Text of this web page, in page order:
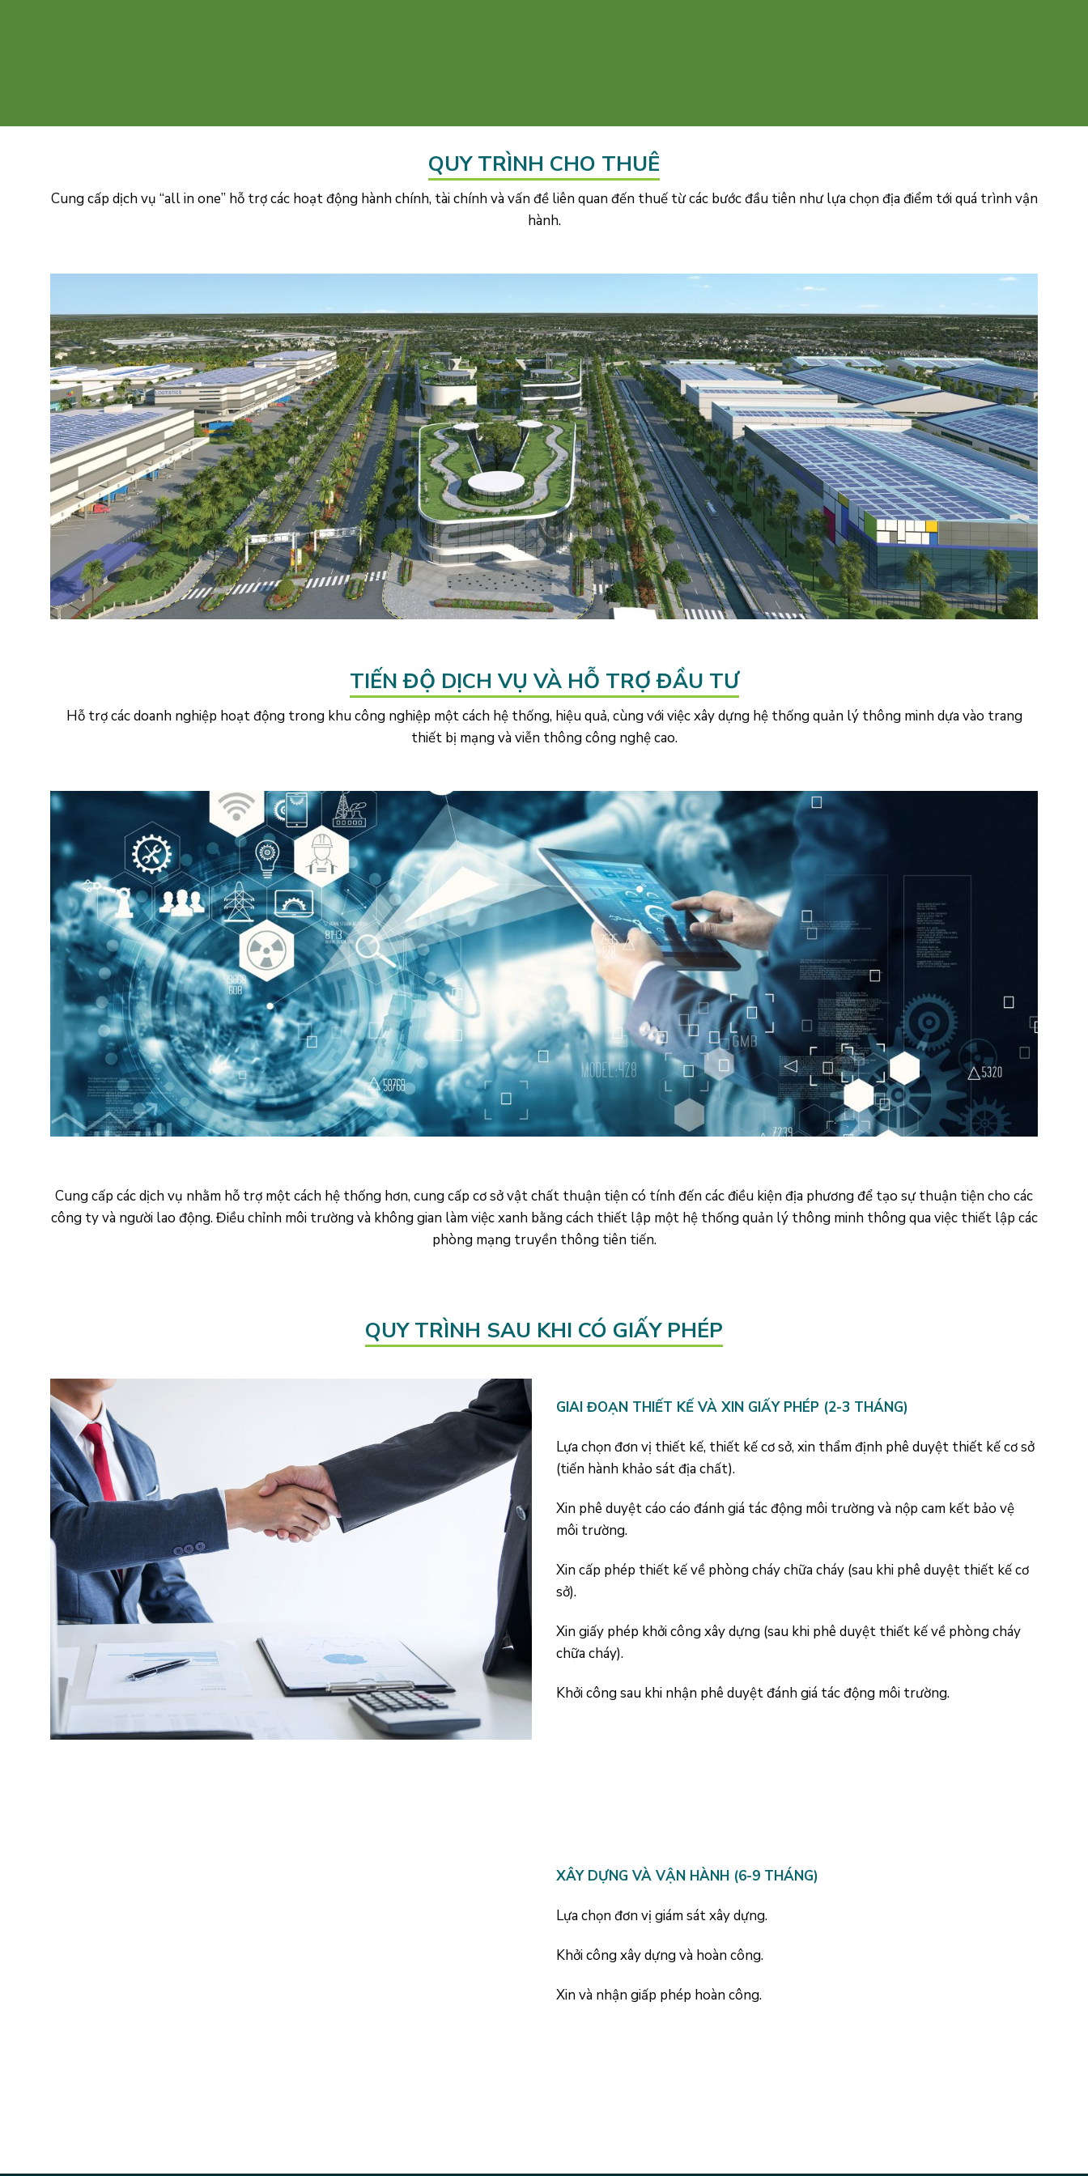
QUY TRÌNH CHO THUÊ
Cung cấp dịch vụ “all in one” hỗ trợ các hoạt động hành chính, tài chính và vấn đề liên quan đến thuế từ các bước đầu tiên như lựa chọn địa điểm tới quá trình vận
hành.
TIẾN ĐỘ DỊCH VỤ VÀ HỖ TRỢ ĐẦU TƯ
Hỗ trợ các doanh nghiệp hoạt động trong khu công nghiệp một cách hệ thống, hiệu quả, cùng với việc xây dựng hệ thống quản lý thông minh dựa vào trang
thiết bị mạng và viễn thông công nghệ cao.
Cung cấp các dịch vụ nhằm hỗ trợ một cách hệ thống hơn, cung cấp cơ sở vật chất thuận tiện có tính đến các điều kiện địa phương để tạo sự thuận tiện cho các
công ty và người lao động. Điều chỉnh môi trường và không gian làm việc xanh bằng cách thiết lập một hệ thống quản lý thông minh thông qua việc thiết lập các
phòng mạng truyền thông tiên tiến.
QUY TRÌNH SAU KHI CÓ GIẤY PHÉP
GIAI ĐOẠN THIẾT KẾ VÀ XIN GIẤY PHÉP (2-3 THÁNG)
Lựa chọn đơn vị thiết kế, thiết kế cơ sở, xin thẩm định phê duyệt thiết kế cơ sở
(tiến hành khảo sát địa chất).
Xin phê duyệt cáo cáo đánh giá tác động môi trường và nộp cam kết bảo vệ
môi trường.
Xin cấp phép thiết kế về phòng cháy chữa cháy (sau khi phê duyệt thiết kế cơ
sở).
Xin giấy phép khởi công xây dựng (sau khi phê duyệt thiết kế về phòng cháy
chữa cháy).
Khởi công sau khi nhận phê duyệt đánh giá tác động môi trường.
XÂY DỰNG VÀ VẬN HÀNH (6-9 THÁNG)
Lựa chọn đơn vị giám sát xây dựng.
Khởi công xây dựng và hoàn công.
Xin và nhận giấp phép hoàn công.